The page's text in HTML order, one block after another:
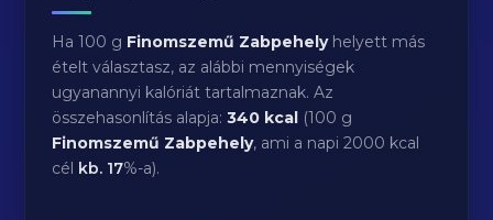
Ha 100 g Finomszemű Zabpehelyhelyett más
ételt választasz, az alábbi mennyiségek
ugyanannyi kalóriát tartalmaznak. Az
összehasonlítás alapja:340 kcal (100 g
Finomszemű Zabpehely, ami a napi 2000 kcal
cél kb. 17%-a).